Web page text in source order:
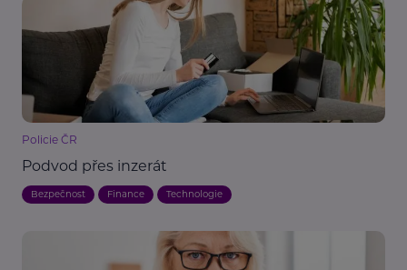
Policie ČR
Podvod přes inzerát
Bezpečnost Finance Technologie